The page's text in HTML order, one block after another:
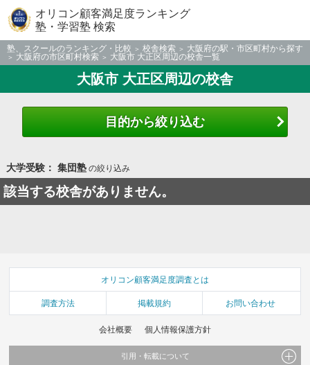
オリコン顧客満足度ランキング
塾・学習塾 検索
塾、スクールのランキング・比較 校舎検索
大阪府の駅・市区町村から探す
大阪府の市区町村検索
大阪市 大正区周辺の校舎一覧
大阪市 大正区周辺の校舎
目的から絞り込む
大学受験： 集団塾の絞り込み
該当する校舎がありません。
オリコン顧客満足度調査とは
調査方法 掲載規約 お問い合わせ
会社概要 個人情報保護方針
引用・転載について